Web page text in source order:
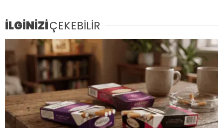
İLGİNİZİÇEKEBİLİR